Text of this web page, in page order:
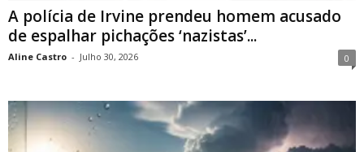
A polícia de Irvine prendeu homem acusado
de espalhar pichações ‘nazistas’...
Aline Castro - Julho 30, 2026 0